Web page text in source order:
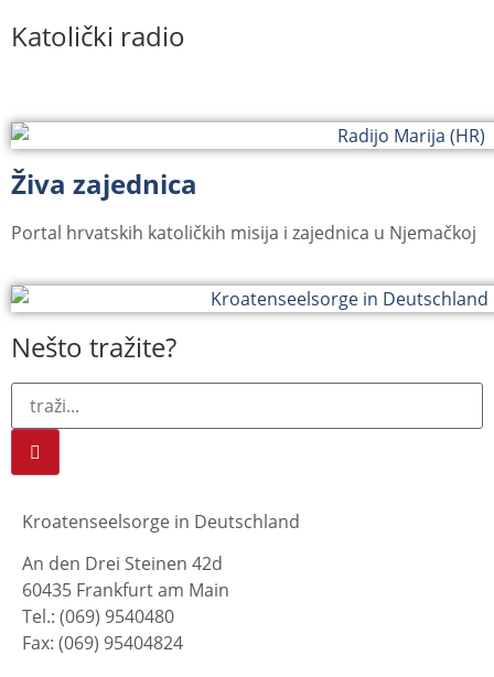
Katolički radio
Živa zajednica
Portal hrvatskih katoličkih misija i zajednica u Njemačkoj
Nešto tražite?
Kroatenseelsorge in Deutschland
An den Drei Steinen 42d
60435 Frankfurt am Main
Tel.: (069) 9540480
Fax: (069) 95404824